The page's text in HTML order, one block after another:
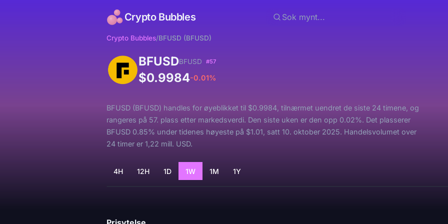
Crypto Bubbles
Crypto Bubbles/BFUSD (BFUSD)
BFUSDBFUSD #57
$0.9984-0.01%
BFUSD (BFUSD) handles for øyeblikket til $0.9984, tilnærmet uendret de siste 24 timene, og
rangeres på 57. plass etter markedsverdi. Den siste uken er den opp 0.02%. Det plasserer
BFUSD 0.85% under tidenes høyeste på $1.01, satt 10. oktober 2025. Handelsvolumet over
24 timer er 1,22 mill. USD.
4H 12H 1D 1W 1M 1Y